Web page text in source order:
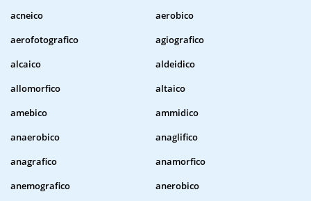
acneico
aerobico
aerofotografico
agiografico
alcaico
aldeidico
allomorfico
altaico
amebico
ammidico
anaerobico
anaglifico
anagrafico
anamorfico
anemografico
anerobico